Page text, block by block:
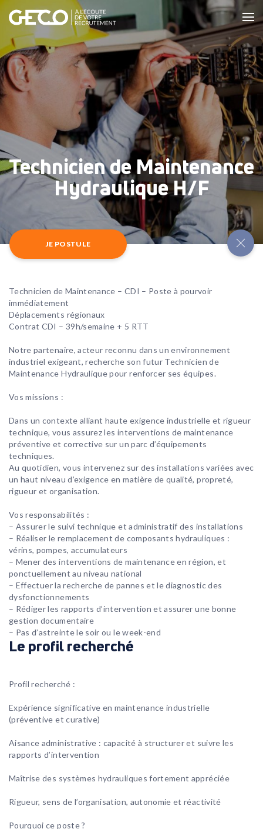
Technicien de Maintenance
Hydraulique H/F
JE POSTULE
Technicien de Maintenance – CDI – Poste à pourvoir
immédiatement
Déplacements régionaux
Contrat CDI – 39h/semaine + 5 RTT
Notre partenaire, acteur reconnu dans un environnement
industriel exigeant, recherche son futur Technicien de
Maintenance Hydraulique pour renforcer ses équipes.
Vos missions :
Dans un contexte alliant haute exigence industrielle et rigueur
technique, vous assurez les interventions de maintenance
préventive et corrective sur un parc d’équipements
techniques.
Au quotidien, vous intervenez sur des installations variées avec
un haut niveau d’exigence en matière de qualité, propreté,
rigueur et organisation.
Vos responsabilités :
– Assurer le suivi technique et administratif des installations
– Réaliser le remplacement de composants hydrauliques :
vérins, pompes, accumulateurs
– Mener des interventions de maintenance en région, et
ponctuellement au niveau national
– Effectuer la recherche de pannes et le diagnostic des
dysfonctionnements
– Rédiger les rapports d’intervention et assurer une bonne
gestion documentaire
– Pas d’astreinte le soir ou le week-end
Le profil recherché
Profil recherché :
Expérience significative en maintenance industrielle
(préventive et curative)
Aisance administrative : capacité à structurer et suivre les
rapports d’intervention
Maîtrise des systèmes hydrauliques fortement appréciée
Rigueur, sens de l’organisation, autonomie et réactivité
Pourquoi ce poste ?